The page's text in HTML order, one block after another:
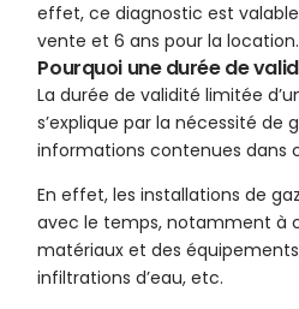
effet, ce diagnostic est
vente et 6 ans pour la location.
Pourquoi une durée de
La durée de validité limitée
s’explique par la nécessité de
informations contenues dans
En effet, les installations de
avec le temps, notamment à
matériaux et des
infiltrations d’eau, etc.